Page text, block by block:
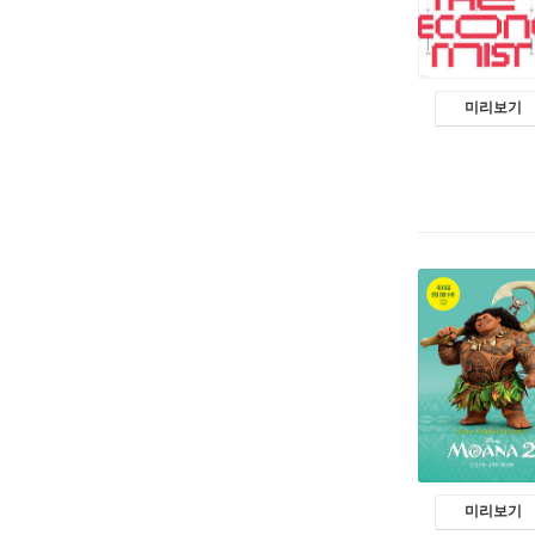
미리보기
미리보기